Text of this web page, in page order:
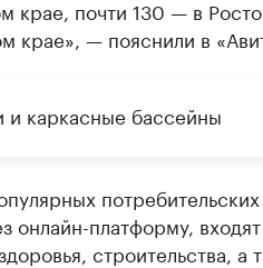
крае, почти 130 — в
крае», — пояснили в
и каркасные бассейны
потребительских
онлайн-платформу, входят
строительства, а